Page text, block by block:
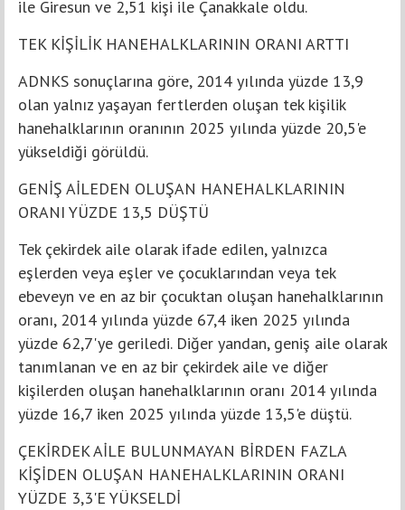
ile Giresun ve 2,51 kişi ile Çanakkale oldu.
TEK KİŞİLİK HANEHALKLARININ ORANI ARTTI
ADNKS sonuçlarına göre, 2014 yılında yüzde 13,9
olan yalnız yaşayan fertlerden oluşan tek kişilik
hanehalklarının oranının 2025 yılında yüzde 20,5'e
yükseldiği görüldü.
GENİŞ AİLEDEN OLUŞAN HANEHALKLARININ
ORANI YÜZDE 13,5 DÜŞTÜ
Tek çekirdek aile olarak ifade edilen, yalnızca
eşlerden veya eşler ve çocuklarından veya tek
ebeveyn ve en az bir çocuktan oluşan hanehalklarının
oranı, 2014 yılında yüzde 67,4 iken 2025 yılında
yüzde 62,7'ye geriledi. Diğer yandan, geniş aile olarak
tanımlanan ve en az bir çekirdek aile ve diğer
kişilerden oluşan hanehalklarının oranı 2014 yılında
yüzde 16,7 iken 2025 yılında yüzde 13,5'e düştü.
ÇEKİRDEK AİLE BULUNMAYAN BİRDEN FAZLA
KİŞİDEN OLUŞAN HANEHALKLARININ ORANI
YÜZDE 3,3'E YÜKSELDİ